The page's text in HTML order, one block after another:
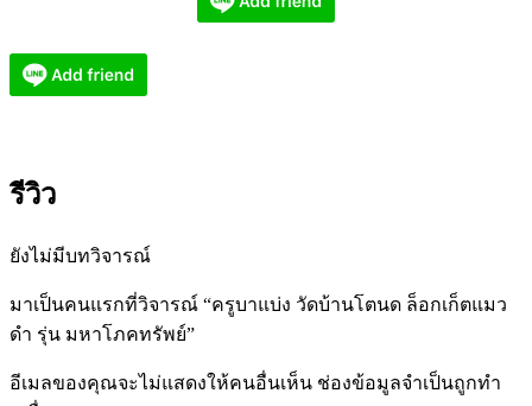
รีวิว
ยังไม่มีบทวิจารณ์
มาเป็นคนแรกที่วิจารณ์ “ครูบาแบ่ง วัดบ้านโตนด ล็อกเก็ตแมว
ดำ รุ่น มหาโภคทรัพย์”
อีเมลของคุณจะไม่แสดงให้คนอื่นเห็น ช่องข้อมูลจำเป็นถูกทำ